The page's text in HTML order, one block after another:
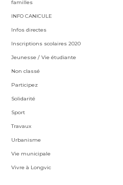
familles
INFO CANICULE
Infos directes
Inscriptions scolaires 2020
Jeunesse / Vie étudiante
Non classé
Participez
Solidarité
Sport
Travaux
Urbanisme
Vie municipale
Vivre à Longvic